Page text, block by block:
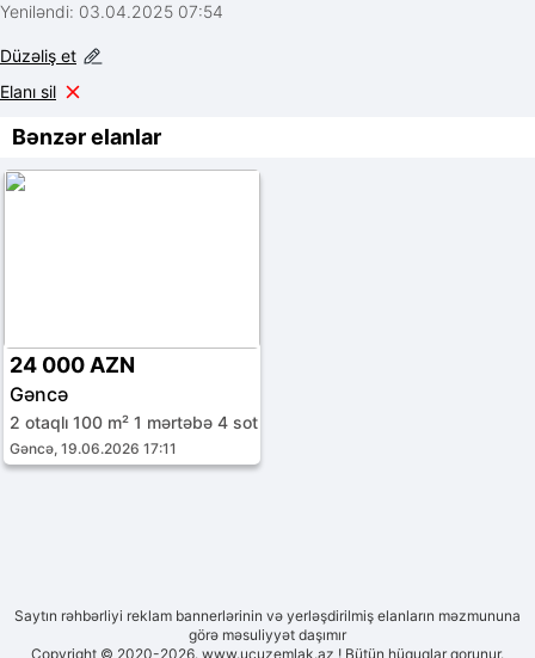
Yeniləndi: 03.04.2025 07:54
Düzəliş et
Elanı sil
Bənzər elanlar
24 000 AZN
Gəncə
2 otaqlı 100 m² 1 mərtəbə 4 sot
Gəncə, 19.06.2026 17:11
Saytın rəhbərliyi reklam bannerlərinin və yerləşdirilmiş elanların məzmununa
görə məsuliyyət daşımır
Copyright © 2020-2026. www.ucuzemlak.az ! Bütün hüquqlar qorunur.